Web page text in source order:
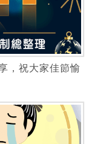
，祝大家佳節愉